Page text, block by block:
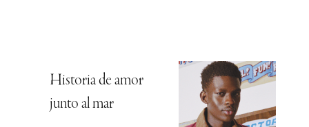
Historia de amor
junto al mar